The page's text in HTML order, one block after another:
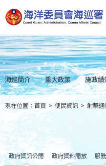
到
主
內
容
Skip
to
main
content
海巡簡介 重大政策 施政績
現在位置： 首頁 > 便民資訊 > 射擊通
政府資訊公開 政府資料開放 服